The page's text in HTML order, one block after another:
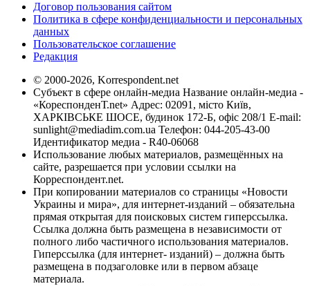
Договор пользования сайтом
Политика в сфере конфиденциальности и персональных
данных
Пользовательское соглашение
Редакция
© 2000-2026, Korrespondent.net
Субъект в сфере онлайн-медиа Название онлайн-медиа -
«КореспонденТ.net» Адрес: 02091, місто Київ,
ХАРКІВСЬКЕ ШОСЕ, будинок 172-Б, офіс 208/1 E-mail:
sunlight@mediadim.com.ua Телефон: 044-205-43-00
Идентификатор медиа - R40-06068
Использование любых материалов, размещённых на
сайте, разрешается при условии ссылки на
Корреспондент.net.
При копировании материалов со страницы «Новости
Украины и мира», для интернет-изданий – обязательна
прямая открытая для поисковых систем гиперссылка.
Ссылка должна быть размещена в независимости от
полного либо частичного использования материалов.
Гиперссылка (для интернет- изданий) – должна быть
размещена в подзаголовке или в первом абзаце
материала.